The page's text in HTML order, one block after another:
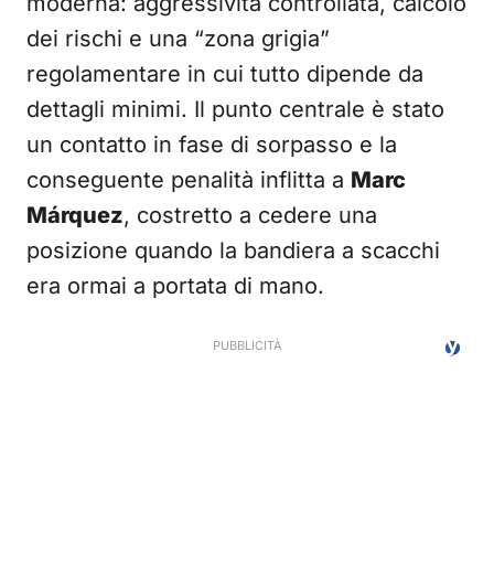
dei rischi e una “zona grigia”
regolamentare in cui tutto dipende da
dettagli minimi. Il punto centrale è stato
un contatto in fase di sorpasso e la
conseguente penalità inflitta a Marc
Márquez, costretto a cedere una
posizione quando la bandiera a scacchi
era ormai a portata di mano.